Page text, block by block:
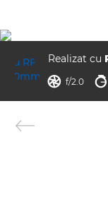
Realizat cu
diafragmă
 f/2.0 